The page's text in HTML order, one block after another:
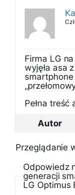
Firma LG
wyjęła asa
Pełna treść
Autor
Przeglądanie
Odpowiedz
generacji
LG Optimus